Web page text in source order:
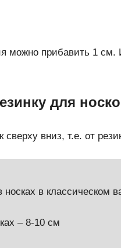
можно прибавить 1 см.
для
сверху вниз, т.е. от
носках в классическом
– 8-10 см